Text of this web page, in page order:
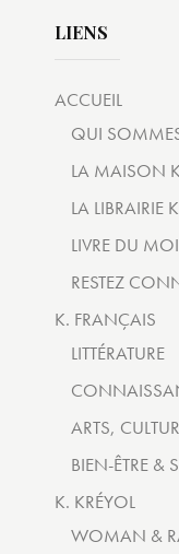
LIENS
ACCUEIL
QUI
LA MAISON
LA LIBRAIRIE
LIVRE DU
RESTEZ
K. FRANÇAIS
LITTÉRATURE
ARTS,
BIEN-ÊTRE &
K. KRÉYOL
WOMAN &